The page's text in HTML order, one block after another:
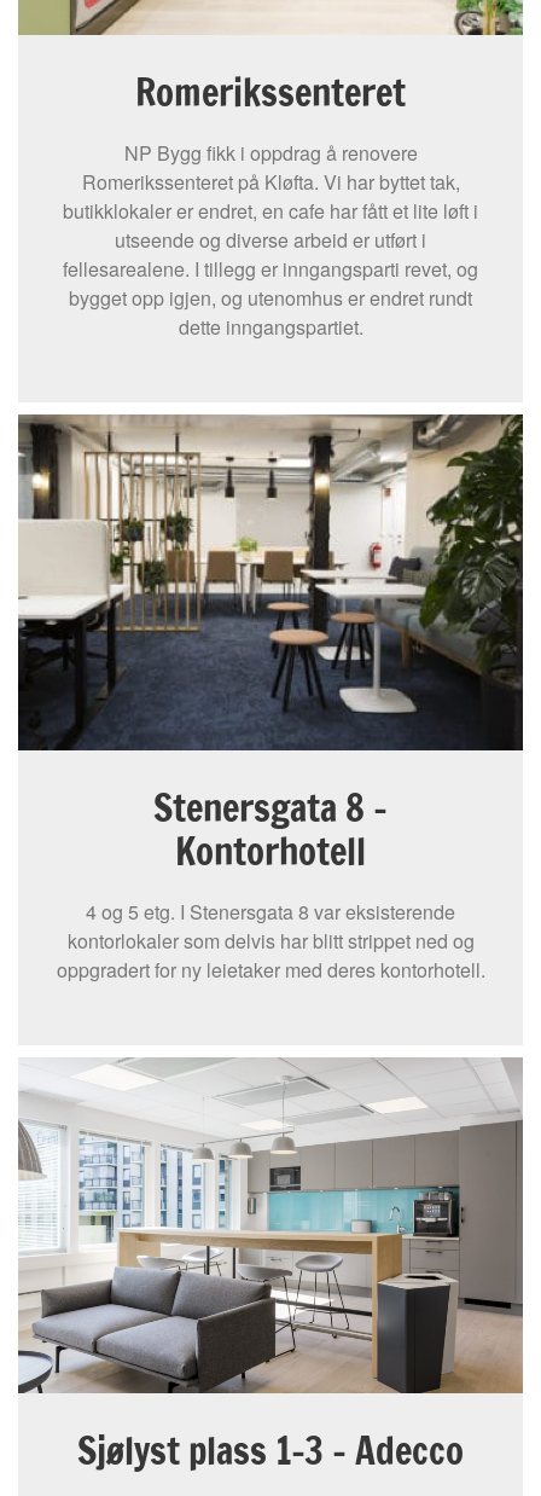
Romerikssenteret
NP Bygg fikk i oppdrag å renovere
Romerikssenteret på Kløfta. Vi har byttet tak,
butikklokaler er endret, en cafe har fått et lite løft i
utseende og diverse arbeid er utført i
fellesarealene. I tillegg er inngangsparti revet, og
bygget opp igjen, og utenomhus er endret rundt
dette inngangspartiet.
Stenersgata 8 -
Kontorhotell
4 og 5 etg. I Stenersgata 8 var eksisterende
kontorlokaler som delvis har blitt strippet ned og
oppgradert for ny leietaker med deres kontorhotell.
Sjølyst plass 1-3 – Adecco